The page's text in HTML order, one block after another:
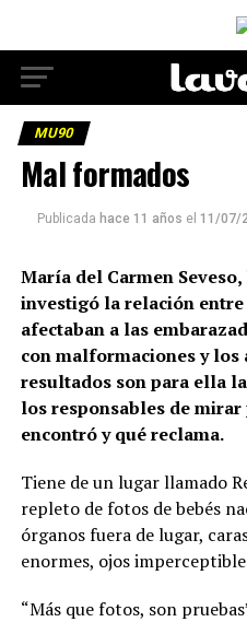
MU90
Mal formados
Publicada hace 11 años el 11/07/
María del Carmen
investigó la relación
afectaban a las
con malformaciones y los
resultados son para ella
los responsables de
encontró y qué reclama.
Tiene de un lugar llamado
repleto de fotos de bebés
órganos fuera de lugar,
enormes, ojos
“Más que fotos, son